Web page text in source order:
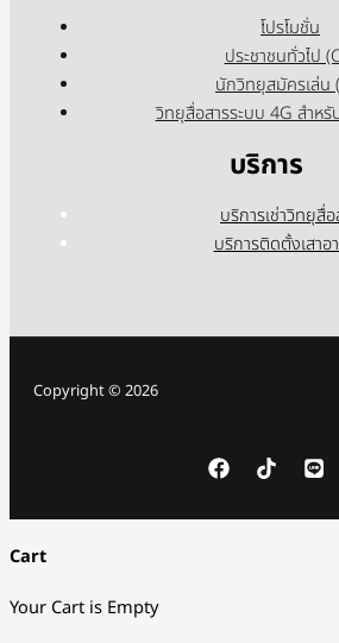
โปรโมชั่น
ประชาชนทั่วไป
นักวิทยุสมัครเล่น
วิทยุสื่อสารระบบ 4G สำหรั
บริการ
บริการเช่าวิทยุสื่อ
บริการติดตั้งเสาอ
Copyright © 2026
Cart
Your Cart is Empty